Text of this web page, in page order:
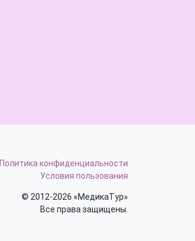
Политика конфиденциальности
Условия пользования
© 2012-2026 «МедикаТур»
Все права защищены.